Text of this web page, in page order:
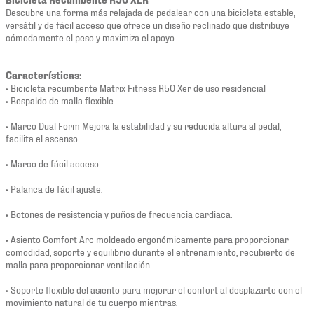
Descubre una forma más relajada de pedalear con una bicicleta estable,
versátil y de fácil acceso que ofrece un diseño reclinado que distribuye
cómodamente el peso y maximiza el apoyo.
Características:
• Bicicleta recumbente Matrix Fitness R50 Xer de uso residencial
• Respaldo de malla flexible.
• Marco Dual Form Mejora la estabilidad y su reducida altura al pedal,
facilita el ascenso.
• Marco de fácil acceso.
• Palanca de fácil ajuste.
• Botones de resistencia y puños de frecuencia cardiaca.
• Asiento Comfort Arc moldeado ergonómicamente para proporcionar
comodidad, soporte y equilibrio durante el entrenamiento, recubierto de
malla para proporcionar ventilación.
• Soporte flexible del asiento para mejorar el confort al desplazarte con el
movimiento natural de tu cuerpo mientras.